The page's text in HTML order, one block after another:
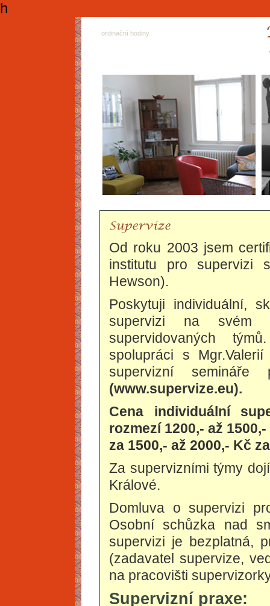
h
ordinační hodiny
Od roku 2003 jsem
institutu pro supervizi
Hewson).
Poskytuji individuální,
supervizi na
supervidovaných
spolupráci s
supervizní
(www.supervize.eu).
Cena individuální
rozmezí 1200,- až
za 1500,- až 2000,- Kč
Za supervizními týmy
Králové.
Domluva o supervizi
Osobní schůzka nad
supervizi je bezplatná,
(zadavatel supervize,
na pracovišti
Supervizní praxe: